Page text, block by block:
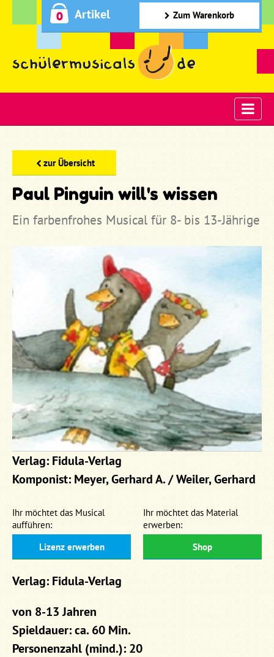
0 Artikel Zum Warenkorb
zur Übersicht
Paul Pinguin will's wissen
Ein farbenfrohes Musical für 8- bis 13-Jährige
Verlag: Fidula-Verlag
Komponist: Meyer, Gerhard A. / Weiler, Gerhard
Ihr möchtet das Musical
aufführen:
Lizenz erwerben
Ihr möchtet das Material
erwerben:
Shop
Verlag: Fidula-Verlag
von 8-13 Jahren
Spieldauer: ca. 60 Min.
Personenzahl (mind.): 20